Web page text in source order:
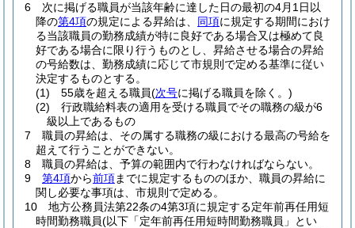
6
次に掲げる職員が当該年齢に達した日の最初の4月1日以
降の第4項の規定による昇給は、 同項に規定する期間におけ
る当該職員の勤務成績が特に良好である場合又は極めて良
好である場合に限り行うものとし、昇給させる場合の昇給
の号給数は、勤務成績に応じて市規則で定める基準に従い
決定するものとする。
(1)
55歳を超える職員(次号に掲げる職員を除く。)
(2)
行政職給料表の適用を受ける職員でその職務の級が6
級以上であるもの
7
職員の昇給は、その属する職務の級における最高の号給を
超えて行うことができない。
8
職員の昇給は、予算の範囲内で行わなければならない。
9
第4項から前項までに規定するもののほか、職員の昇給に
関し必要な事項は、市規則で定める。
10
地方公務員法第22条の4第3項に規定する定年前再任用短
時間勤務職員(以下「定年前再任用短時間勤務職員」とい